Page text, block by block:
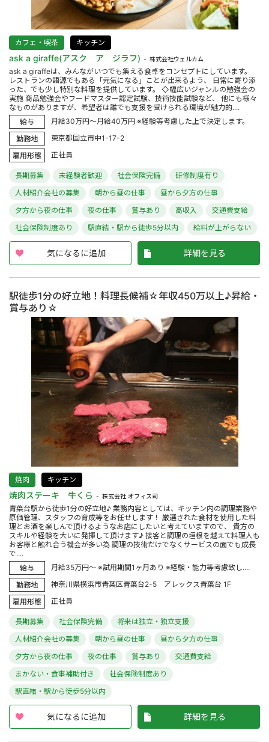
カフェ・喫茶 キッチン
ask a giraffe(アスク ア ジラフ) 株式会社ウェルカム
ask a giraffeは、みんながいつでも集える食卓をコンセプトにしています。
レストランの語源でもある「元気になる」ことが出来るよう、 日常に寄り添
った、でも少し特別な料理を提供しています。 ◇幅広いジャンルの勉強会の
実施 商品勉強会やフードマスター認定試験、技術技能試験など、 他にも様々
なものがありますが、希望者は誰でも支援を受けられる環境が魅力的....
給与
月給30万円～月給40万円 ※経験等考慮した上で決定します。
勤務地
東京都国立市中1-17-2
雇用形態
正社員
長期募集 未経験者歓迎 社会保険完備
研修制度有り
人材紹介会社の募集
朝から昼の仕事
昼から夕方の仕事
夕方から夜の仕事
夜の仕事 賞与あり 高収入
交通費支給
社会保険制度あり
駅直結・駅から徒歩5分以内 給料が上がらない
気になるに追加 詳細を見る
駅徒歩1分の好立地！料理長候補☆年収450万以上♪昇給・
賞与あり☆
焼肉 キッチン
焼肉ステーキ 牛くら 株式会社 オフィス司
青葉台駅から徒歩1分の好立地♪ 業務内容としては、キッチン内の調理業務や
原価管理、スタッフの育成等をお任せします！ 厳選された食材を使用した料
理とお酒を楽しんで頂けるようなお店にしたいと考えていますので、 貴方の
スキルや経験を大いに発揮して頂けます♪ 接客と調理の垣根を越えて料理人も
お客様と触れ合う機会が多い為 調理の技術だけでなくサービスの面でも成長
で....
給与
月給35万円～ ※試用期間1ヶ月あり ※経験・能力等考慮致し....
勤務地
神奈川県横浜市青葉区青葉台2-5 アレックス青葉台 1F
雇用形態
正社員
長期募集 社会保険完備
将来は独立・独立支援
人材紹介会社の募集
朝から昼の仕事
昼から夕方の仕事
夕方から夜の仕事
夜の仕事 賞与あり
交通費支給
まかない・食事補助付き
社会保険制度あり
駅直結・駅から徒歩5分以内
気になるに追加 詳細を見る